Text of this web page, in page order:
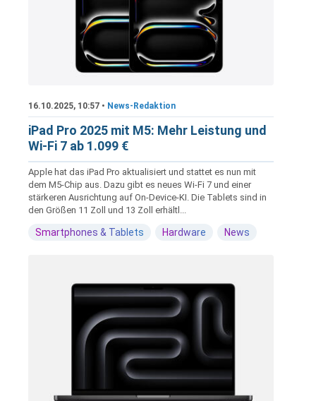
16.10.2025, 10:57 • News-Redaktion
iPad Pro 2025 mit M5: Mehr Leistung und
Wi-Fi 7 ab 1.099 €
Apple hat das iPad Pro aktualisiert und stattet es nun mit
dem M5-Chip aus. Dazu gibt es neues Wi-Fi 7 und einer
stärkeren Ausrichtung auf On-Device-KI. Die Tablets sind in
den Größen 11 Zoll und 13 Zoll erhältl...
Smartphones & Tablets Hardware News